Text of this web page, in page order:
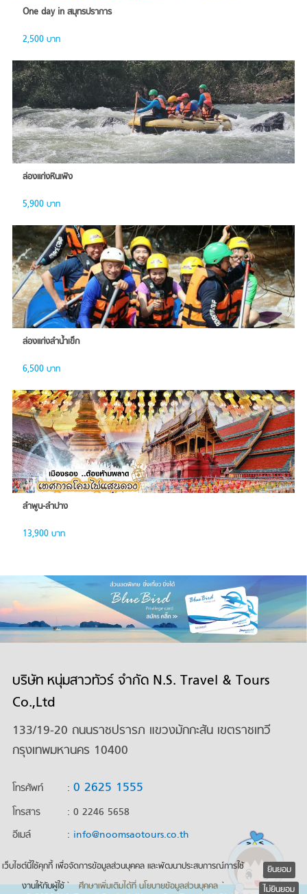
เว็บไซต์นี้ใช้คุกกี้ เพื่อจัดการข้อมูลส่วนบุคคล และพัฒนาประสบการณ์การใช้
งานให้กับผู้ใช้ `
ศึกษาเพิ่มเติมได้ที่ นโยบายข้อมูลส่วนบุคคล `
ยินยอม
ไม่ยินยอม
One day in สมุทรปราการ
2,500 บาท
ล่องแก่งหินเพิง
5,900 บาท
ล่องแก่งลำน้ำเข็ก
6,500 บาท
ลำพูน-ลำปาง
13,900 บาท
บริษัท หนุ่มสาวทัวร์ จำกัด N.S. Travel & Tours
Co.,Ltd
133/19-20 ถนนราชปรารภ แขวงมักกะสัน เขตราชเทวี
กรุงเทพมหานคร 10400
โทรศัพท์ : 0 2625 1555
โทรสาร
: 0 2246 5658
อีเมล์
: info@noomsaotours.co.th